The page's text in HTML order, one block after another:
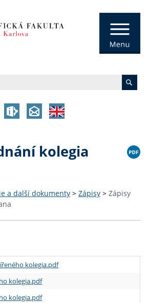
kolegia
a další dokumenty > Zápisy > Zápisy
kolegia.pdf
kolegia.pdf
kolegia.pdf